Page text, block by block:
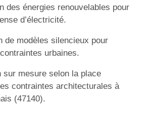
des énergies renouvelables pour
d’électricité.
de modèles silencieux pour
urbaines.
sur mesure selon la place
contraintes architecturales à
(47140).